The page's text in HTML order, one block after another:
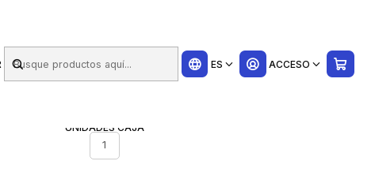
ES ACCESO
UNIDADES CAJA
1